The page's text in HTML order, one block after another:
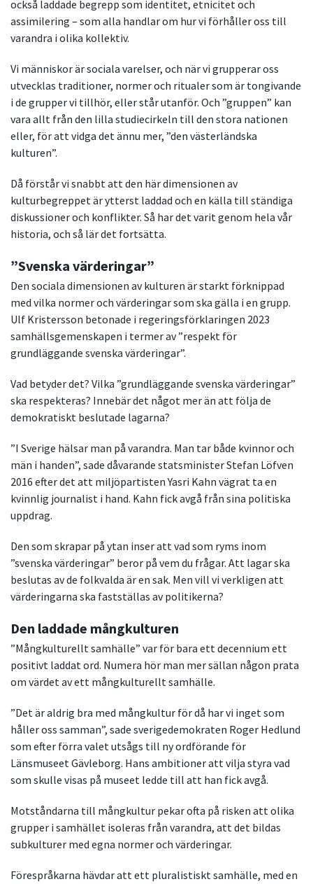
också laddade begrepp som identitet, etnicitet och
assimilering – som alla handlar om hur vi förhåller oss till
varandra i olika kollektiv.
Vi människor är sociala varelser, och när vi grupperar oss
utvecklas traditioner, normer och ritualer som är tongivande
i de grupper vi tillhör, eller står utanför. Och ”gruppen” kan
vara allt från den lilla studiecirkeln till den stora nationen
eller, för att vidga det ännu mer, ”den västerländska
kulturen”.
Då förstår vi snabbt att den här dimensionen av
kulturbegreppet är ytterst laddad och en källa till ständiga
diskussioner och konflikter. Så har det varit genom hela vår
historia, och så lär det fortsätta.
”Svenska värderingar”
Den sociala dimensionen av kulturen är starkt förknippad
med vilka normer och värderingar som ska gälla i en grupp.
Ulf Kristersson betonade i regeringsförklaringen 2023
samhällsgemenskapen i termer av ”respekt för
grundläggande svenska värderingar”.
Vad betyder det? Vilka ”grundläggande svenska värderingar”
ska respekteras? Innebär det något mer än att följa de
demokratiskt beslutade lagarna?
”I Sverige hälsar man på varandra. Man tar både kvinnor och
män i handen”, sade dåvarande statsminister Stefan Löfven
2016 efter det att miljöpartisten Yasri Kahn vägrat ta en
kvinnlig journalist i hand. Kahn fick avgå från sina politiska
uppdrag.
Den som skrapar på ytan inser att vad som ryms inom
”svenska värderingar” beror på vem du frågar. Att lagar ska
beslutas av de folkvalda är en sak. Men vill vi verkligen att
värderingarna ska fastställas av politikerna?
Den laddade mångkulturen
”Mångkulturellt samhälle” var för bara ett decennium ett
positivt laddat ord. Numera hör man mer sällan någon prata
om värdet av ett mångkulturellt samhälle.
”Det är aldrig bra med mångkultur för då har vi inget som
håller oss samman”, sade sverigedemokraten Roger Hedlund
som efter förra valet utsågs till ny ordförande för
Länsmuseet Gävleborg. Hans ambitioner att vilja styra vad
som skulle visas på museet ledde till att han fick avgå.
Motståndarna till mångkultur pekar ofta på risken att olika
grupper i samhället isoleras från varandra, att det bildas
subkulturer med egna normer och värderingar.
Förespråkarna hävdar att ett pluralistiskt samhälle, med en